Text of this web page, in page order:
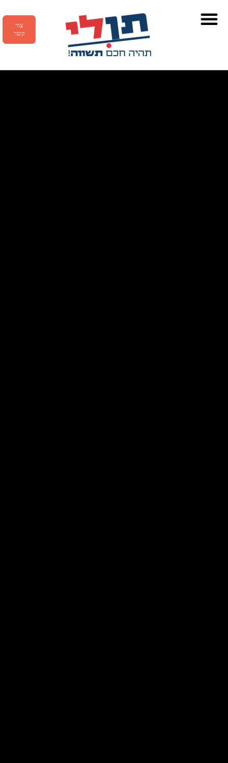
צור
קשר